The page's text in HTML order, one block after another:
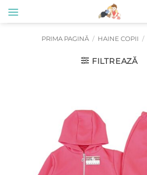
PRIMA PAGINĂ / HAINE COPII /
FILTREAZĂ